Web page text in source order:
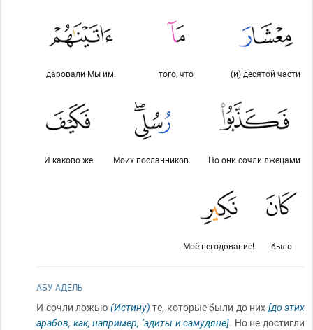
(и) десятой части
того, что
даровали Мы им.
Но они сочли лжецами
Моих посланников.
И каково же
было
Моё негодование!
АБУ АДЕЛЬ
И сочли ложью (Истину) те, которые были до них [до этих
арабов, как, например, ‘адиты и самудяне]. Но не достигли